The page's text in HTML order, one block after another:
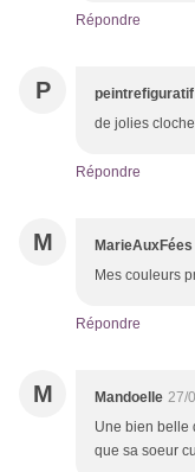
Répondre
P peintrefiguratif
de jolies
Répondre
M MarieAuxFées
Mes couleurs
Répondre
M Mandoelle 27/
Une bien belle
que sa soeur